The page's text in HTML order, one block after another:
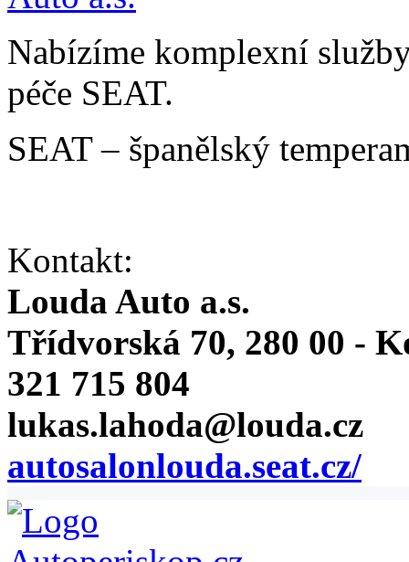
Nabízíme komplexní
péče SEAT.
SEAT – španělský
Kontakt:
Louda Auto a.s.
Třídvorská 70, 280 00 -
321 715 804
lukas.lahoda@louda.cz
autosalonlouda.seat.cz/